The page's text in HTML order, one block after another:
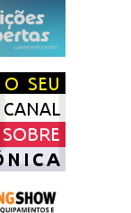
além de
os principais
das novas
de
públicas